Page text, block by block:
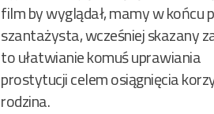
film by wyglądał, mamy w
szantażysta, wcześniej skazany
to ułatwianie komuś uprawiania
prostytucji celem osiągnięcia
rodzina.